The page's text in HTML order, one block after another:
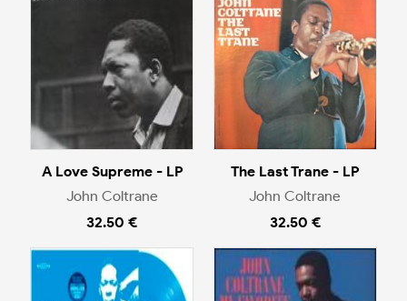
A Love Supreme - LP
John Coltrane
32.50 €
The Last Trane - LP
John Coltrane
32.50 €